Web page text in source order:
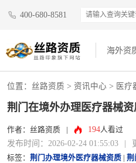
400-680-8581
海外资
位置： 丝路资质 > 资讯中心 > 医疗
荆门在境外办理医疗器械资
作者：丝路资质 194人看过
发布时间：2026-02-24 01:55:03
标签： 荆门办理境外医疗器械资质 荆